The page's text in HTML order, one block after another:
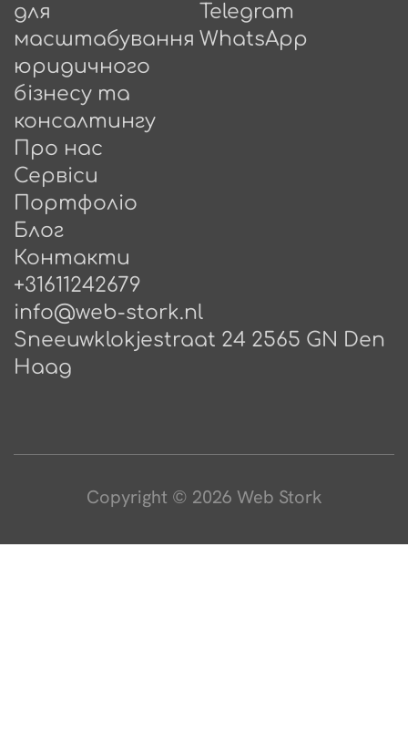
для
масштабування
юридичного
бізнесу та
консалтингу
Про нас
Сервіси
Портфоліо
Блог
Контакти
Telegram
WhatsApp
+31611242679
info@web-stork.nl
Sneeuwklokjestraat 24 2565 GN Den
Haag
Copyright © 2026 Web Stork